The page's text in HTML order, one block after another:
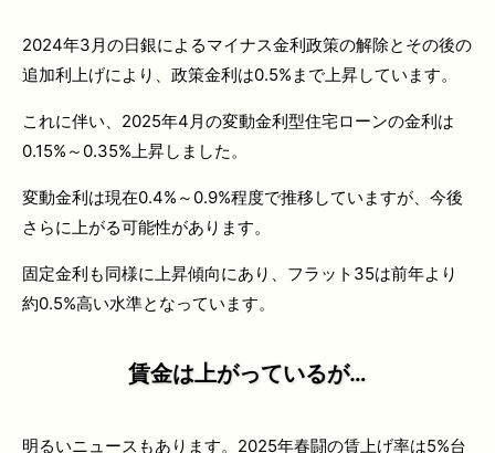
2024年3月の日銀によるマイナス金利政策の解除とその後の
追加利上げにより、政策金利は0.5%まで上昇しています。
これに伴い、2025年4月の変動金利型住宅ローンの金利は
0.15%～0.35%上昇しました。
変動金利は現在0.4%～0.9%程度で推移していますが、今後
さらに上がる可能性があります。
固定金利も同様に上昇傾向にあり、フラット35は前年より
約0.5%高い水準となっています。
賃金は上がっているが…
明るいニュースもあります。2025年春闘の賃上げ率は5%台